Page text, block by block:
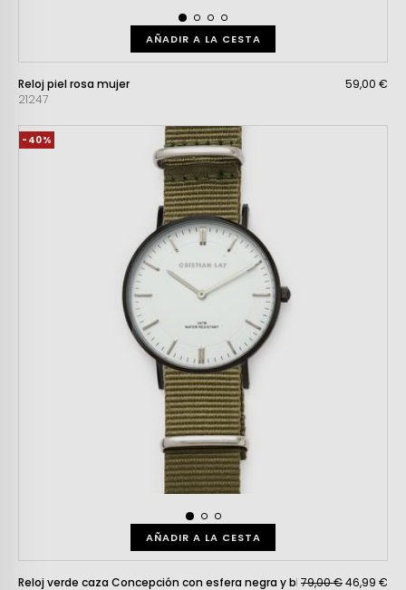
AÑADIR A LA CESTA
Reloj piel rosa mujer
21247
59,00 €
-40%
AÑADIR A LA CESTA
Reloj verde caza Concepción con esfera negra y blanca
79,00 €46,99 €